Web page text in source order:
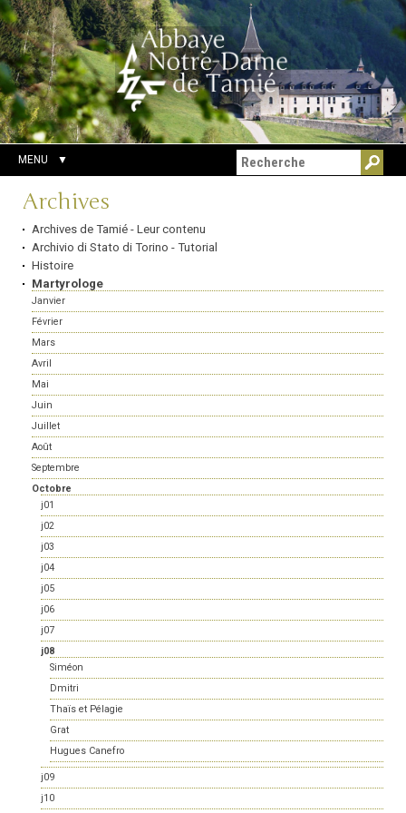
Aller
au
contenu.
|
Aller
à
la
navigation
Outils
personnels
Chercher par
Recherche
avancée…
MENU
Navigation
Archives
Archives de Tamié - Leur contenu
Archivio di Stato di Torino - Tutorial
Histoire
Martyrologe
Janvier
Février
Mars
Avril
Mai
Juin
Juillet
Août
Septembre
Octobre
j01
j02
j03
j04
j05
j06
j07
j08
Siméon
Dmitri
Thaïs et Pélagie
Grat
Hugues Canefro
j09
j10